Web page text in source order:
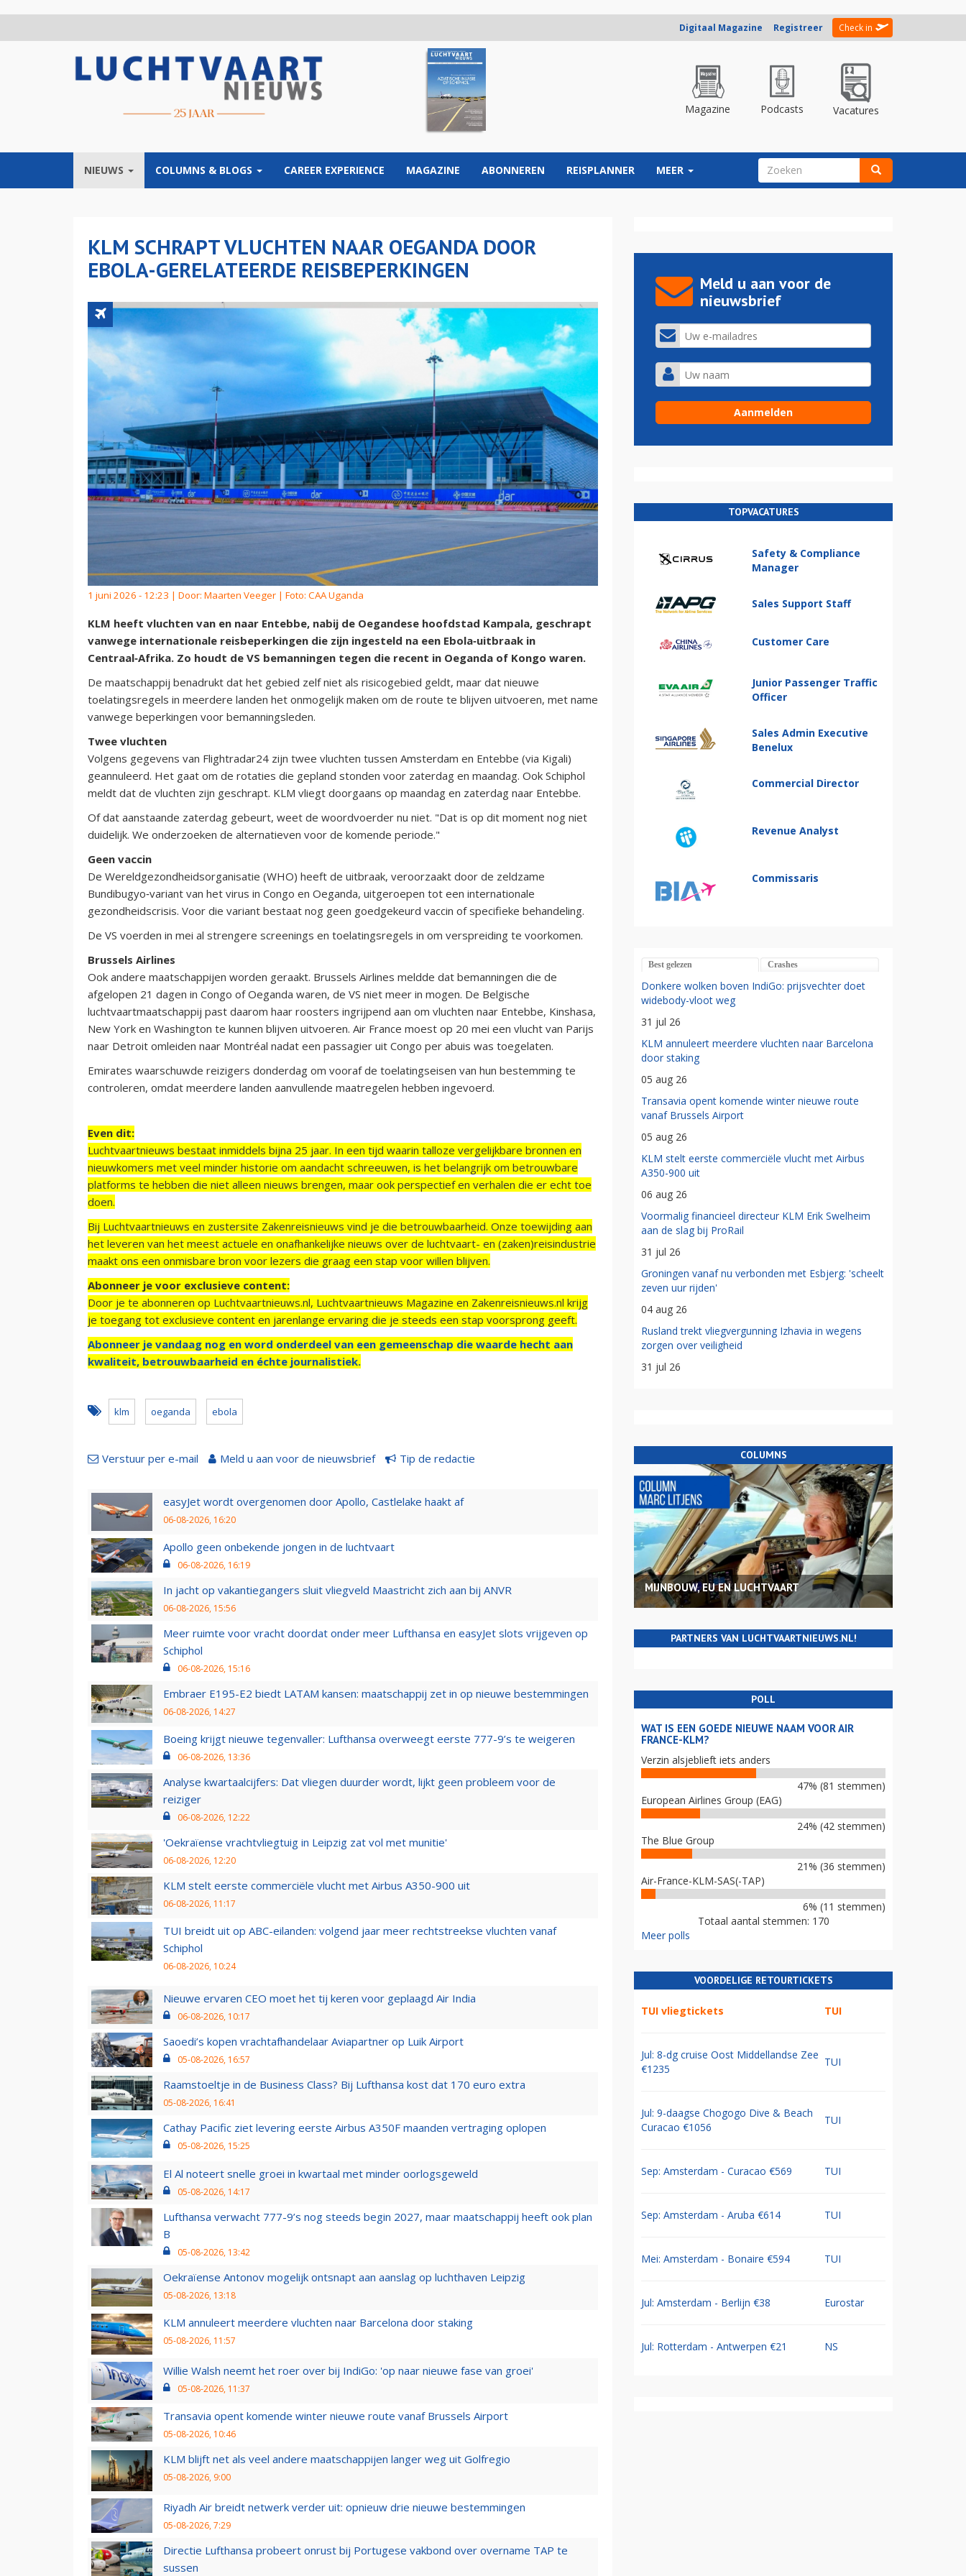
Digitaal Magazine Registreer Check in
Magazine Podcasts Vacatures
NIEUWS COLUMNS & BLOGS CAREER EXPERIENCE MAGAZINE ABONNEREN REISPLANNER MEER ZOEKVELD
KLM SCHRAPT VLUCHTEN NAAR OEGANDA DOOR
EBOLA-GERELATEERDE REISBEPERKINGEN
1 juni 2026 - 12:23 | Door: Maarten Veeger | Foto: CAA Uganda
KLM heeft vluchten van en naar Entebbe, nabij de Oegandese hoofdstad Kampala, geschrapt
vanwege internationale reisbeperkingen die zijn ingesteld na een Ebola‑uitbraak in
Centraal‑Afrika. Zo houdt de VS bemanningen tegen die recent in Oeganda of Kongo waren.
De maatschappij benadrukt dat het gebied zelf niet als risicogebied geldt, maar dat nieuwe
toelatingsregels in meerdere landen het onmogelijk maken om de route te blijven uitvoeren, met name
vanwege beperkingen voor bemanningsleden.
Twee vluchten
Volgens gegevens van Flightradar24 zijn twee vluchten tussen Amsterdam en Entebbe (via Kigali)
geannuleerd. Het gaat om de rotaties die gepland stonden voor zaterdag en maandag. Ook Schiphol
meldt dat de vluchten zijn geschrapt. KLM vliegt doorgaans op maandag en zaterdag naar Entebbe.
Of dat aanstaande zaterdag gebeurt, weet de woordvoerder nu niet. "Dat is op dit moment nog niet
duidelijk. We onderzoeken de alternatieven voor de komende periode."
Geen vaccin
De Wereldgezondheidsorganisatie (WHO) heeft de uitbraak, veroorzaakt door de zeldzame
Bundibugyo‑variant van het virus in Congo en Oeganda, uitgeroepen tot een internationale
gezondheidscrisis. Voor die variant bestaat nog geen goedgekeurd vaccin of specifieke behandeling.
De VS voerden in mei al strengere screenings en toelatingsregels in om verspreiding te voorkomen.
Brussels Airlines
Ook andere maatschappijen worden geraakt. Brussels Airlines meldde dat bemanningen die de
afgelopen 21 dagen in Congo of Oeganda waren, de VS niet meer in mogen. De Belgische
luchtvaartmaatschappij past daarom haar roosters ingrijpend aan om vluchten naar Entebbe, Kinshasa,
New York en Washington te kunnen blijven uitvoeren. Air France moest op 20 mei een vlucht van Parijs
naar Detroit omleiden naar Montréal nadat een passagier uit Congo per abuis was toegelaten.
Emirates waarschuwde reizigers donderdag om vooraf de toelatingseisen van hun bestemming te
controleren, omdat meerdere landen aanvullende maatregelen hebben ingevoerd.
Even dit:
Luchtvaartnieuws bestaat inmiddels bijna 25 jaar. In een tijd waarin talloze vergelijkbare bronnen en
nieuwkomers met veel minder historie om aandacht schreeuwen, is het belangrijk om betrouwbare
platforms te hebben die niet alleen nieuws brengen, maar ook perspectief en verhalen die er echt toe
doen.
Bij Luchtvaartnieuws en zustersite Zakenreisnieuws vind je die betrouwbaarheid. Onze toewijding aan
het leveren van het meest actuele en onafhankelijke nieuws over de luchtvaart- en (zaken)reisindustrie
maakt ons een onmisbare bron voor lezers die graag een stap voor willen blijven.
Abonneer je voor exclusieve content:
Door je te abonneren op Luchtvaartnieuws.nl, Luchtvaartnieuws Magazine en Zakenreisnieuws.nl krijg
je toegang tot exclusieve content en jarenlange ervaring die je steeds een stap voorsprong geeft.
Abonneer je vandaag nog en word onderdeel van een gemeenschap die waarde hecht aan
kwaliteit, betrouwbaarheid en échte journalistiek.
klm oeganda ebola
Verstuur per e-mail Meld u aan voor de nieuwsbrief Tip de redactie
easyJet wordt overgenomen door Apollo, Castlelake haakt af
06-08-2026, 16:20
Apollo geen onbekende jongen in de luchtvaart
06-08-2026, 16:19
In jacht op vakantiegangers sluit vliegveld Maastricht zich aan bij ANVR
06-08-2026, 15:56
Meer ruimte voor vracht doordat onder meer Lufthansa en easyJet slots vrijgeven op
Schiphol
06-08-2026, 15:16
Embraer E195-E2 biedt LATAM kansen: maatschappij zet in op nieuwe bestemmingen
06-08-2026, 14:27
Boeing krijgt nieuwe tegenvaller: Lufthansa overweegt eerste 777-9’s te weigeren
06-08-2026, 13:36
Analyse kwartaalcijfers: Dat vliegen duurder wordt, lijkt geen probleem voor de
reiziger
06-08-2026, 12:22
'Oekraïense vrachtvliegtuig in Leipzig zat vol met munitie'
06-08-2026, 12:20
KLM stelt eerste commerciële vlucht met Airbus A350-900 uit
06-08-2026, 11:17
TUI breidt uit op ABC-eilanden: volgend jaar meer rechtstreekse vluchten vanaf
Schiphol
06-08-2026, 10:24
Nieuwe ervaren CEO moet het tij keren voor geplaagd Air India
06-08-2026, 10:17
Saoedi’s kopen vrachtafhandelaar Aviapartner op Luik Airport
05-08-2026, 16:57
Raamstoeltje in de Business Class? Bij Lufthansa kost dat 170 euro extra
05-08-2026, 16:41
Cathay Pacific ziet levering eerste Airbus A350F maanden vertraging oplopen
05-08-2026, 15:25
El Al noteert snelle groei in kwartaal met minder oorlogsgeweld
05-08-2026, 14:17
Lufthansa verwacht 777-9’s nog steeds begin 2027, maar maatschappij heeft ook plan
B
05-08-2026, 13:42
Oekraïense Antonov mogelijk ontsnapt aan aanslag op luchthaven Leipzig
05-08-2026, 13:18
KLM annuleert meerdere vluchten naar Barcelona door staking
05-08-2026, 11:57
Willie Walsh neemt het roer over bij IndiGo: 'op naar nieuwe fase van groei'
05-08-2026, 11:37
Transavia opent komende winter nieuwe route vanaf Brussels Airport
05-08-2026, 10:46
KLM blijft net als veel andere maatschappijen langer weg uit Golfregio
05-08-2026, 9:00
Riyadh Air breidt netwerk verder uit: opnieuw drie nieuwe bestemmingen
05-08-2026, 7:29
Directie Lufthansa probeert onrust bij Portugese vakbond over overname TAP te
sussen
Meld u aan voor de
nieuwsbrief
TOPVACATURES
Safety & Compliance
Manager
Sales Support Staff
Customer Care
Junior Passenger Traffic
Officer
Sales Admin Executive
Benelux
Commercial Director
Revenue Analyst
Commissaris
Best gelezen Crashes
Donkere wolken boven IndiGo: prijsvechter doet
widebody-vloot weg
31 jul 26
KLM annuleert meerdere vluchten naar Barcelona
door staking
05 aug 26
Transavia opent komende winter nieuwe route
vanaf Brussels Airport
05 aug 26
KLM stelt eerste commerciële vlucht met Airbus
A350-900 uit
06 aug 26
Voormalig financieel directeur KLM Erik Swelheim
aan de slag bij ProRail
31 jul 26
Groningen vanaf nu verbonden met Esbjerg: 'scheelt
zeven uur rijden'
04 aug 26
Rusland trekt vliegvergunning Izhavia in wegens
zorgen over veiligheid
31 jul 26
COLUMNS
MIJNBOUW, EU EN LUCHTVAART
PARTNERS VAN LUCHTVAARTNIEUWS.NL!
POLL
WAT IS EEN GOEDE NIEUWE NAAM VOOR AIR
FRANCE-KLM?
Verzin alsjeblieft iets anders
47% (81 stemmen)
European Airlines Group (EAG)
24% (42 stemmen)
The Blue Group
21% (36 stemmen)
Air-France-KLM-SAS(-TAP)
6% (11 stemmen)
Totaal aantal stemmen: 170
Meer polls
VOORDELIGE RETOURTICKETS
TUI vliegtickets TUI
Jul: 8-dg cruise Oost Middellandse Zee
€1235
TUI
Jul: 9-daagse Chogogo Dive & Beach
Curacao €1056
TUI
Sep: Amsterdam - Curacao €569 TUI
Sep: Amsterdam - Aruba €614 TUI
Mei: Amsterdam - Bonaire €594 TUI
Jul: Amsterdam - Berlijn €38 Eurostar
Jul: Rotterdam - Antwerpen €21 NS